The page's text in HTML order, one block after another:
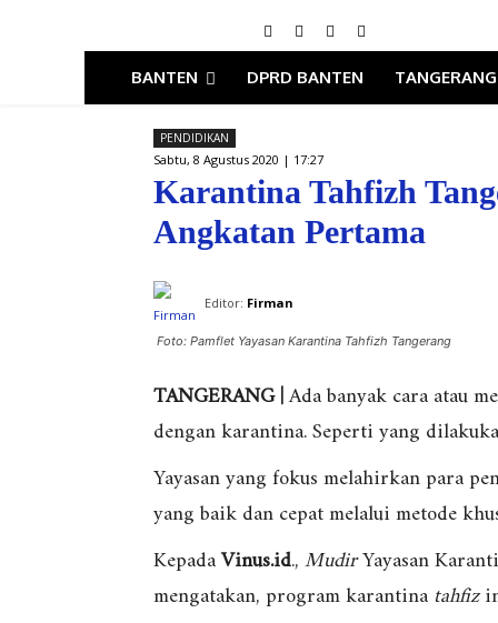
BANTEN DPRD BANTEN TANGERANG
PENDIDIKAN
Sabtu, 8 Agustus 2020 | 17:27
Karantina Tahfizh
Angkatan Pertama
Editor: Firman
Foto: Pamflet Yayasan Karantina Tahfizh Tangerang
TANGERANG |Ada banyak cara atau
dengan karantina. Seperti yang
Yayasan yang fokus melahirkan para
yang baik dan cepat melalui metode
KepadaVinus.id.,MudirYayasan
mengatakan, program karantina tahfiz